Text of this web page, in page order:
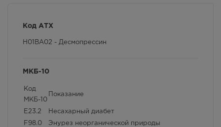
Условия хранения
Способ применения и дозы
Фармакологические свойства
Код АТХ
H01BA02 - Десмопрессин
МКБ-10
Код
МКБ-10
Показание
E23.2 Несахарный диабет
F98.0 Энурез неорганической природы